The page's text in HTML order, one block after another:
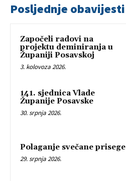
Posljednje obavijesti
Započeli radovi na
projektu deminiranja u
Županiji Posavskoj
3. kolovoza 2026.
141. sjednica Vlade
Županije Posavske
30. srpnja 2026.
Polaganje svečane prisege
29. srpnja 2026.